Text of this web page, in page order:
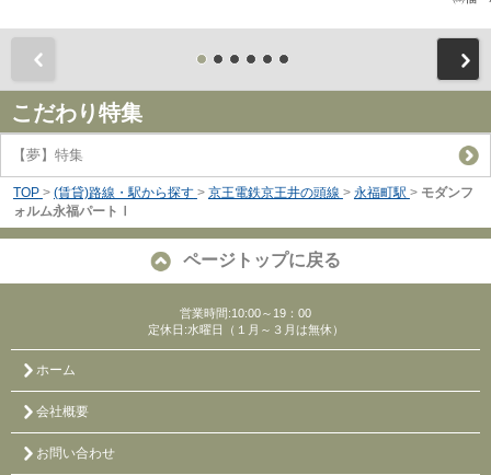
こだわり特集
【夢】特集
TOP > (賃貸)路線・駅から探す > 京王電鉄京王井の頭線 > 永福町駅 > モダンフ
ォルム永福パートⅠ
ページトップに戻る
営業時間:10:00～19：00
定休日:水曜日（１月～３月は無休）
ホーム
会社概要
お問い合わせ